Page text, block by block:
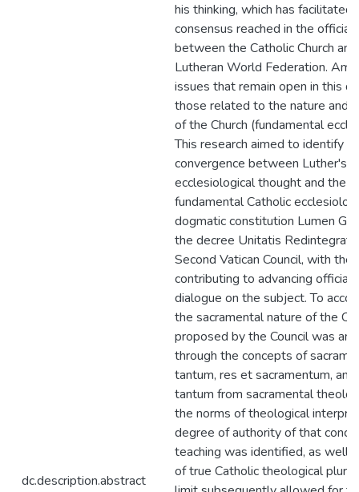
dc.description.abstract
his thinking, which has facilitated
consensus reached in the official
between the Catholic Church
Lutheran World Federation.
issues that remain open in this
those related to the nature and
of the Church (fundamental
This research aimed to identify
convergence between Luther's
ecclesiological thought and the
fundamental Catholic
dogmatic constitution Lumen
the decree Unitatis
Second Vatican Council, with the
contributing to advancing official
dialogue on the subject. To
the sacramental nature of the
proposed by the Council was
through the concepts of
tantum, res et sacramentum,
tantum from sacramental
the norms of theological
degree of authority of that
teaching was identified, as well
of true Catholic theological